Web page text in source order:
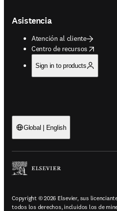
Asistencia
Atención al cliente
Centro de recursos
opens in new tab/window
Sign in to products
Global | English
Copyright © 2026 Elsevier, sus
todos los derechos, incluidos los de